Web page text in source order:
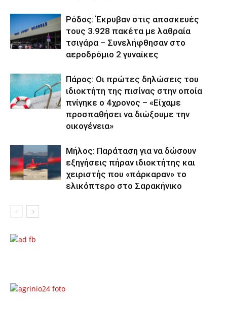
Ρόδος: Έκρυβαν στις αποσκευές
τους 3.928 πακέτα με λαθραία
τσιγάρα – Συνελήφθησαν στο
αεροδρόμιο 2 γυναίκες
Πάρος: Οι πρώτες δηλώσεις του
ιδιοκτήτη της πισίνας στην οποία
πνίγηκε ο 4χρονος – «Είχαμε
προσπαθήσει να διώξουμε την
οικογένεια»
Μήλος: Παράταση για να δώσουν
εξηγήσεις πήραν ιδιοκτήτης και
χειριστής που «πάρκαραν» το
ελικόπτερο στο Σαρακήνικο